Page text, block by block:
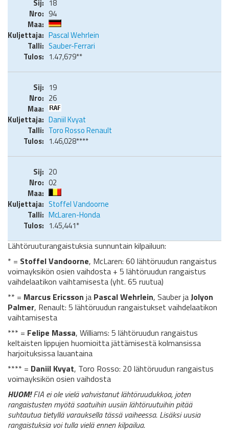
18
94
Pascal Wehrlein
Sauber-Ferrari
1.47,679**
19
26
Daniil Kvyat
Toro Rosso Renault
1.46,028****
20
02
Stoffel Vandoorne
McLaren-Honda
1.45,441*
Lähtöruuturangaistuksia sunnuntain kilpailuun:
* = Stoffel Vandoorne, McLaren: 60 lähtöruudun rangaistus
voimayksikön osien vaihdosta + 5 lähtöruudun rangaistus
vaihdelaatikon vaihtamisesta (yht. 65 ruutua)
** = Marcus Ericsson ja Pascal Wehrlein, Sauber jaJolyon
Palmer, Renault: 5 lähtöruudun rangaistukset vaihdelaatikon
vaihtamisesta
*** = Felipe Massa, Williams: 5 lähtöruudun rangaistus
keltaisten lippujen huomioitta jättämisestä kolmansissa
harjoituksissa lauantaina
**** = Daniil Kvyat, Toro Rosso: 20 lähtöruudun rangaistus
voimayksikön osien vaihdosta
HUOM!FIA ei ole vielä vahvistanut lähtöruudukkoa, joten
rangaistusten myötä saatuihin uusiin lähtöruutuihin pitää
suhtautua tietyllä varauksella tässä vaiheessa. Lisäksi uusia
rangaistuksia voi tulla vielä ennen kilpailua.